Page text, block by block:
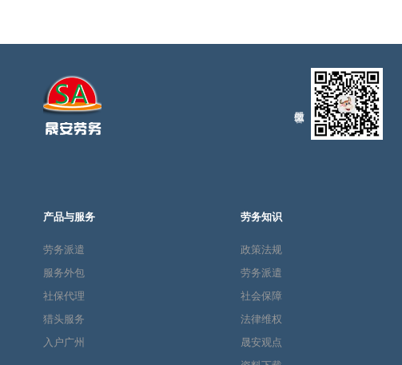
产品与服务
劳务派遣
服务外包
社保代理
猎头服务
入户广州
劳务知识
政策法规
劳务派遣
社会保障
法律维权
晟安观点